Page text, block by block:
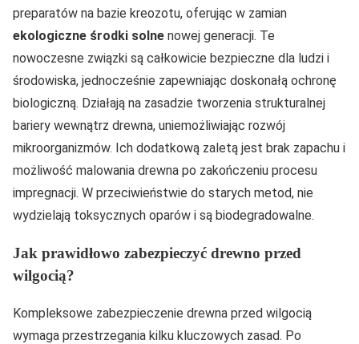
preparatów na bazie kreozotu, oferując w zamian
ekologiczne środki solne nowej generacji. Te
nowoczesne związki są całkowicie bezpieczne dla ludzi i
środowiska, jednocześnie zapewniając doskonałą ochronę
biologiczną. Działają na zasadzie tworzenia strukturalnej
bariery wewnątrz drewna, uniemożliwiając rozwój
mikroorganizmów. Ich dodatkową zaletą jest brak zapachu i
możliwość malowania drewna po zakończeniu procesu
impregnacji. W przeciwieństwie do starych metod, nie
wydzielają toksycznych oparów i są biodegradowalne.
Jak prawidłowo zabezpieczyć drewno przed
wilgocią?
Kompleksowe zabezpieczenie drewna przed wilgocią
wymaga przestrzegania kilku kluczowych zasad. Po